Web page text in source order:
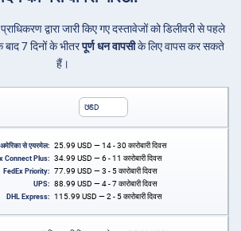
द्वारा जारी किए गए दस्तावेजों को डिलीवरी से पहले
बाद 7 दिनों के भीतरपूर्ण धन वापसीके लिए वापस कर सकते
हैं।
USD
अमेरिका से एयरमेल: 25.99 USD — 14 - 30 कारोबारी दिवस
Connect Plus: 34.99 USD — 6 - 11 कारोबारी दिवस
FedEx Priority: 77.99 USD — 3 - 5 कारोबारी दिवस
UPS: 88.99 USD — 4 - 7 कारोबारी दिवस
DHL Express: 115.99 USD — 2 - 5 कारोबारी दिवस